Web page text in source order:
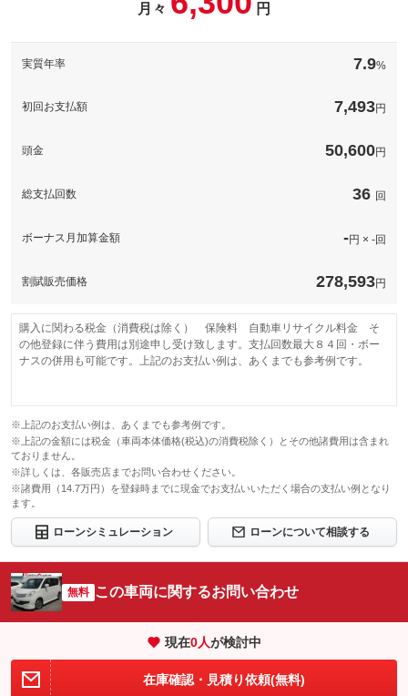
保証項目
修理回数・
上限金額
免責金
付先
ーダー本体（配線込）と取付け工賃込みのプラン料金です。この
備考
修理回数・
免責金
保証修理受
付先
-
ビスの有無
このパックの見積もり依頼（無料）
５０００工場のネットワークを持ち旅先での思いがけない故障や
備考
グー保証なら業界最高水準の保証内容、業界最多水準の保証範囲
保証項目
応。専用コールセンターが、あなたのカーライフをサポートしま
でとします。輸入車の場合は、１００万円（税込）を上限としま
す。
無し
保証修理受
付先
グー保証サポートデスク
ロードサー
ビスの有無
有り
このパックの見積もり依頼（無料）
月々 円
実質年率 7.9%
初回お支払額 7,493円
頭金 50,600円
総支払回数 36 回
ボーナス月加算金額 -円 × -回
割賦販売価格 278,593円
購入に関わる税金（消費税は除く） 保険料 自動車リサイクル料金 そ
の他登録に伴う費用は別途申し受け致します。支払回数最大８４回・ボー
ナスの併用も可能です。上記のお支払い例は、あくまでも参考例です。
※上記のお支払い例は、あくまでも参考例です。
※上記の金額には税金（車両本体価格(税込)の消費税除く）とその他諸費用は含まれ
ておりません。
※詳しくは、各販売店までお問い合わせください。
※諸費用（14.7万円）を登録時までに現金でお支払いいただく場合の支払い例となり
ます。
ローンシミュレーション ローンについて相談する
無料 この車両に関するお問い合わせ
現在0人が検討中
在庫確認・見積り依頼(無料)